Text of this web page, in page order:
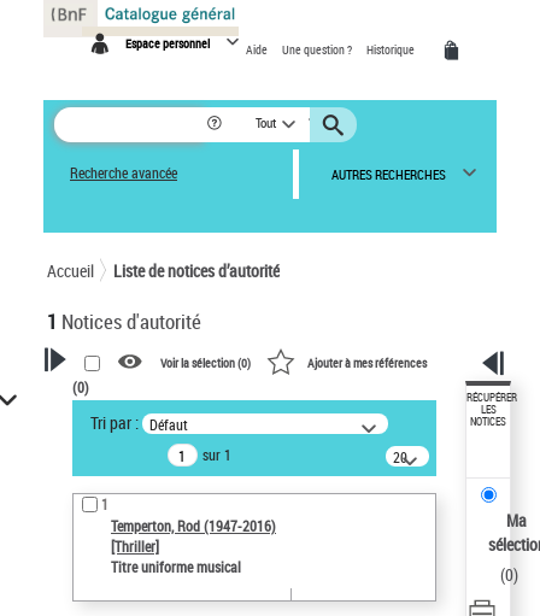
Espace personnel Aide Une question ? Historique
Tout
Recherche avancée AUTRES RECHERCHES
Accueil Liste de notices d’autorité
1 Notices d'autorité
VOTRE RECHERCHE
Recherche avancée dans les
notices d’autorité
Œuvres liées à l'auteur :
Temperton, Rod (1947-2016)
Voir la sélection (0) Ajouter à mes références
(0)
Tri par : Défaut
sur 1
20
résultats/page
1
Temperton, Rod (1947-2016)
[Thriller]
Titre uniforme musical
RÉCUPÉRER
LES
NOTICES
Ma
(0)
Panneau de gestion des cookies